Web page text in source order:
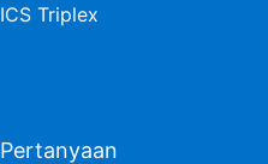
ICS Triplex
Pertanyaan